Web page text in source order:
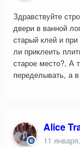
Здравствуйте
двери в ванной
старый клей и
ли приклеить
старое место?, А
переделывать, а
Alice
11